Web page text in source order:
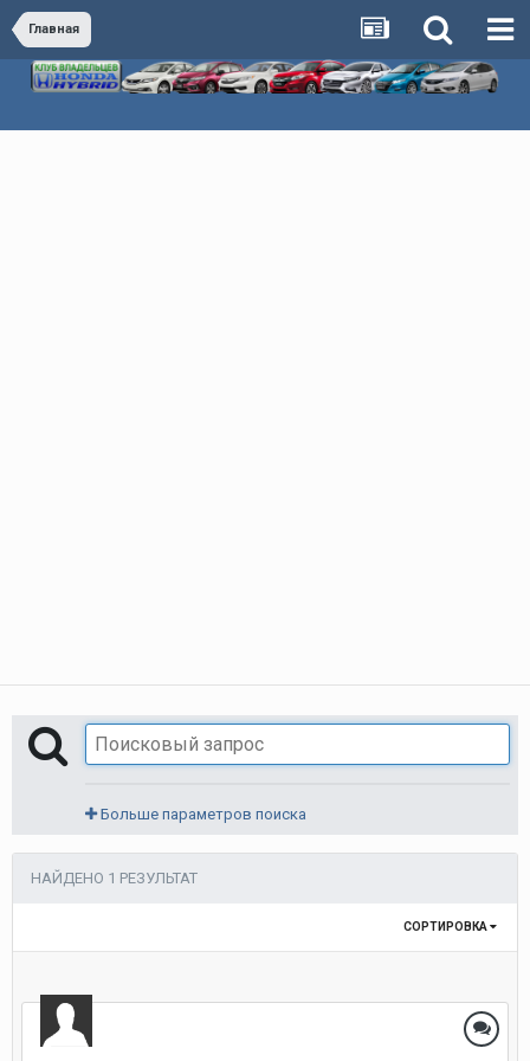
Главная
Больше параметров поиска
НАЙДЕНО 1 РЕЗУЛЬТАТ
СОРТИРОВКА